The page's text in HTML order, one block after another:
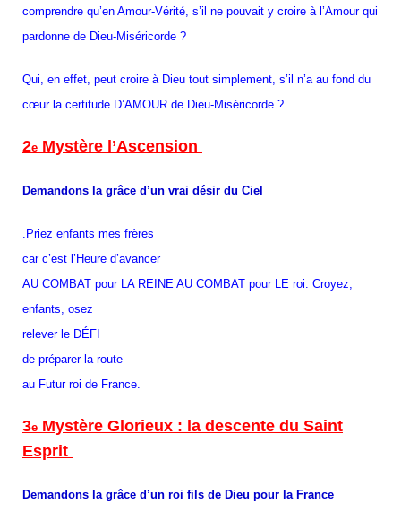
comprendre qu’en Amour-Vérité, s’il ne pouvait y croire à l’Amour qui
pardonne de Dieu-Miséricorde ?
Qui, en effet, peut croire à Dieu tout simplement, s’il n’a au fond du
cœur la certitude D’AMOUR de Dieu-Miséricorde ?
2e Mystère l’Ascension
Demandons la grâce d’un vrai désir du Ciel
Priez enfants mes frères
car c’est l’Heure d’avancer
AU COMBAT pour LA REINE AU COMBAT pour LE roi. Croyez,
enfants, osez
relever le DÉFI
de préparer la route
au Futur roi de France.
3e Mystère Glorieux : la descente du Saint
Esprit
Demandons la grâce d’un roi fils de Dieu pour la France